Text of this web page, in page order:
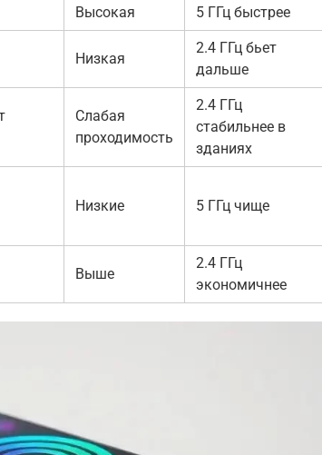
Высокая 5 ГГц быстрее
Низкая
2.4 ГГц бьет
дальше
Слабая
проходимость
2.4 ГГц
стабильнее в
зданиях
Низкие 5 ГГц чище
Выше
2.4 ГГц
экономичнее